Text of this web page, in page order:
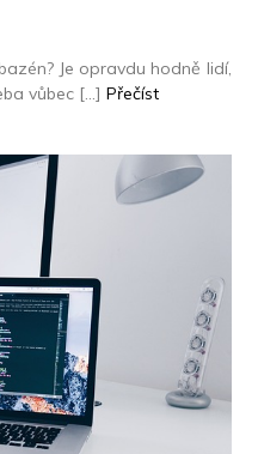
Je opravdu hodně lidí,
vůbec […] Přečíst